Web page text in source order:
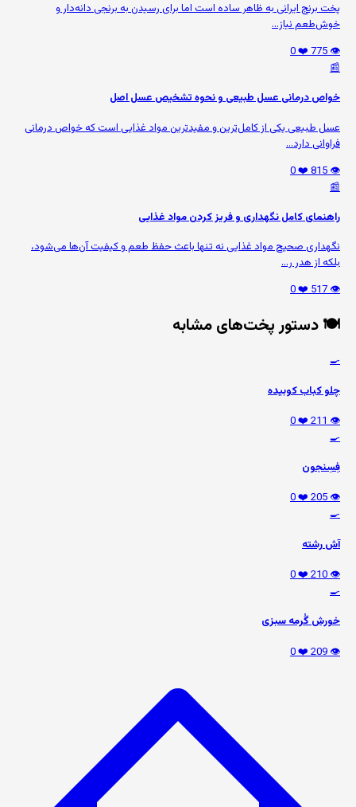
پخت برنج ایرانی به ظاهر ساده است اما برای رسیدن به برنجی دانه‌دار و
خوش‌طعم نیاز...
👁️ 775
❤️ 0
📰
خواص درمانی عسل طبیعی و نحوه تشخیص عسل اصل
عسل طبیعی یکی از کامل‌ترین و مفیدترین مواد غذایی است که خواص درمانی
فراوانی دارد...
👁️ 815
❤️ 0
📰
راهنمای کامل نگهداری و فریز کردن مواد غذایی
نگهداری صحیح مواد غذایی نه تنها باعث حفظ طعم و کیفیت آن‌ها می‌شود،
بلکه از هدر ر...
👁️ 517
❤️ 0
🍽️ دستور پخت‌های مشابه
🍳
چلو کباب کوبیده
👁️ 211
❤️ 0
🍳
فِسِنجون
👁️ 205
❤️ 0
🍳
آش رشته
👁️ 210
❤️ 0
🍳
خورش گُرمه سبزی
👁️ 209
❤️ 0